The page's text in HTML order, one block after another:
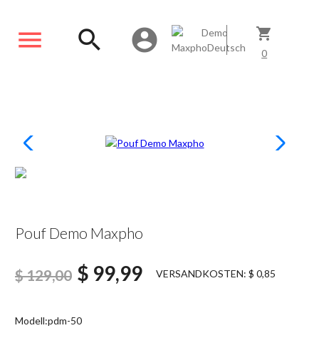
menu shopping_cart
0
account_circle
search
SCONTATO22%
Pouf Demo Maxpho
$ 129,00 $ 99,99 VERSANDKOSTEN: $ 0,85
Modell:pdm-50